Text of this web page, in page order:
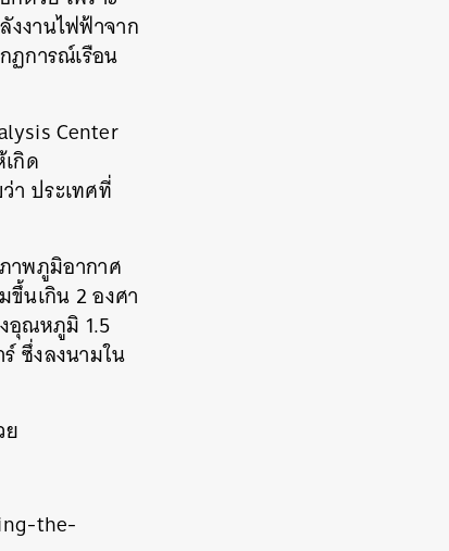
งงานไฟฟ้าจาก
ฏการณ์เรือน
Center
กิด
า ประเทศที่
าพภูมิอากาศ
ขึ้นเกิน 2องศา
อุณหภูมิ 1.5
ซึ่งลงนามใน
the-